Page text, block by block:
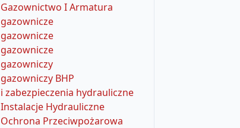
Gazownictwo I Armatura
gazownicze
gazownicze
gazownicze
gazowniczy
gazowniczy BHP
i zabezpieczenia hydrauliczne
Instalacje Hydrauliczne
Ochrona Przeciwpożarowa